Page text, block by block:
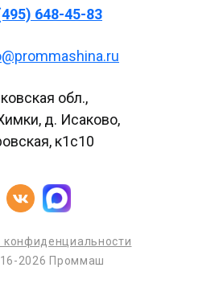
648-45-83
обл.,
д. Исаково,
к1с10
конфиденциальности
2026 Проммаш